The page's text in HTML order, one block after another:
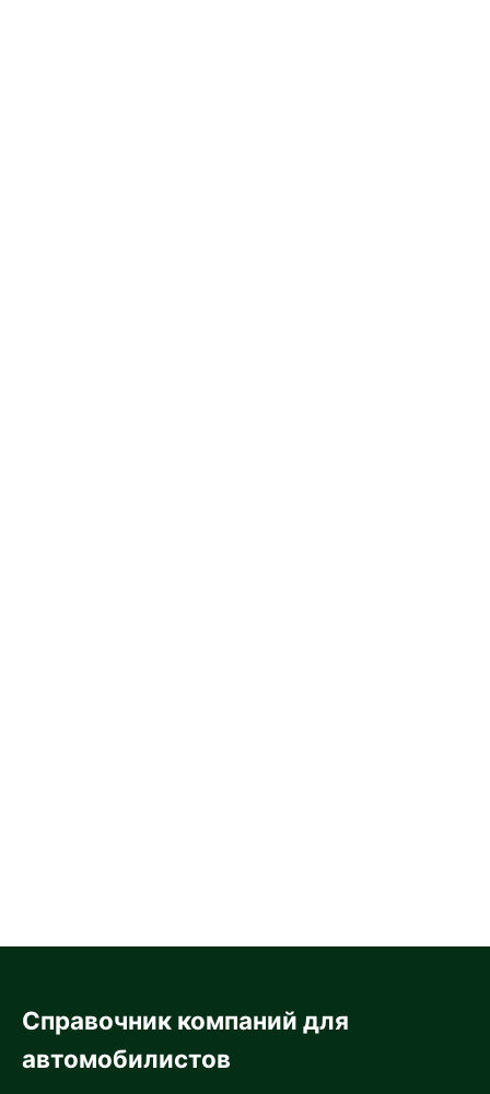
Справочник компаний для
автомобилистов